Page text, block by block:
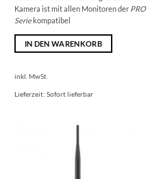
Kamera ist mit allen Monitoren der PRO
Seriekompatibel
IN DEN WARENKORB
inkl. MwSt.
Lieferzeit: Sofort lieferbar